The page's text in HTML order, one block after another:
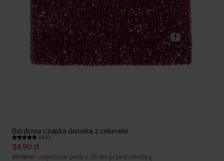
Bordowa czapka damska z cekinami
4.9 (7)
34,90 zł
69,90 zł - najniższa cena z 30 dni przed obniżką